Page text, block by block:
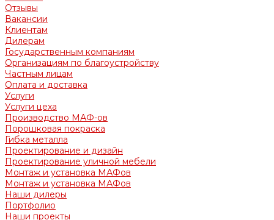
Отзывы
Вакансии
Клиентам
Дилерам
Государственным компаниям
Организациям по благоустройству
Частным лицам
Оплата и доставка
Услуги
Услуги цеха
Производство МАФ-ов
Порошковая покраска
Гибка металла
Проектирование и дизайн
Проектирование уличной мебели
Монтаж и установка МАФов
Монтаж и установка МАФов
Наши дилеры
Портфолио
Наши проекты